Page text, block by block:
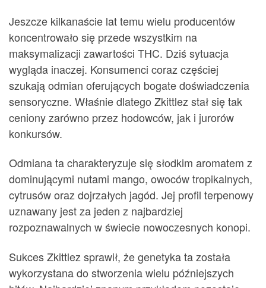
Jeszcze kilkanaście lat temu wielu producentów
koncentrowało się przede wszystkim na
maksymalizacji zawartości THC. Dziś sytuacja
wygląda inaczej. Konsumenci coraz częściej
szukają odmian oferujących bogate doświadczenia
sensoryczne. Właśnie dlatego Zkittlez stał się tak
ceniony zarówno przez hodowców, jak i jurorów
konkursów.
Odmiana ta charakteryzuje się słodkim aromatem z
dominującymi nutami mango, owoców tropikalnych,
cytrusów oraz dojrzałych jagód. Jej profil terpenowy
uznawany jest za jeden z najbardziej
rozpoznawalnych w świecie nowoczesnych konopi.
Sukces Zkittlez sprawił, że genetyka ta została
wykorzystana do stworzenia wielu późniejszych